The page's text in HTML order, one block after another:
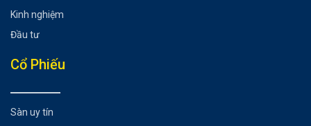
Kinh nghiệm
Đầu tư
Cổ Phiếu
Sàn uy tín